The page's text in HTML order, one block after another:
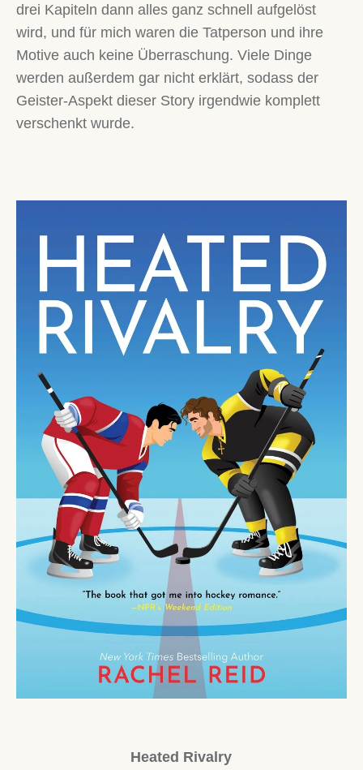
drei Kapiteln dann alles ganz schnell aufgelöst
wird, und für mich waren die Tatperson und ihre
Motive auch keine Überraschung. Viele Dinge
werden außerdem gar nicht erklärt, sodass der
Geister-Aspekt dieser Story irgendwie komplett
verschenkt wurde.
Heated Rivalry